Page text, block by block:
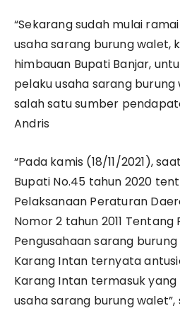
“Sekarang sudah mulai
usaha sarang burung walet,
himbauan Bupati Banjar,
pelaku usaha sarang burung
salah satu sumber
Andris
“Pada kamis (18/11/2021),
Bupati No.45 tahun 2020
Pelaksanaan Peraturan
Nomor 2 tahun 2011
Pengusahaan sarang
Karang Intan ternyata
Karang Intan termasuk
usaha sarang burung